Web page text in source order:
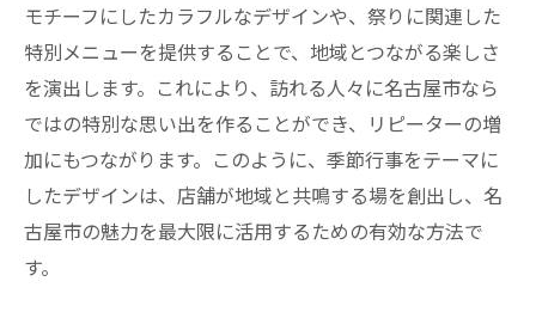
モチーフにしたカラフルなデザインや、祭りに関連した
特別メニューを提供することで、地域とつながる楽しさ
を演出します。これにより、訪れる人々に名古屋市なら
ではの特別な思い出を作ることができ、リピーターの増
加にもつながります。このように、季節行事をテーマに
したデザインは、店舗が地域と共鳴する場を創出し、名
古屋市の魅力を最大限に活用するための有効な方法で
す。